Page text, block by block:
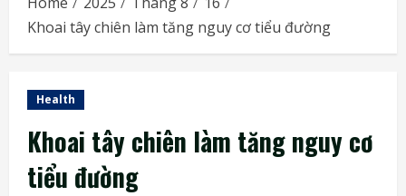
Khoai tây chiên làm tăng nguy cơ tiểu đường
Health
Khoai tây chiên làm tăng nguy cơ
tiểu đường